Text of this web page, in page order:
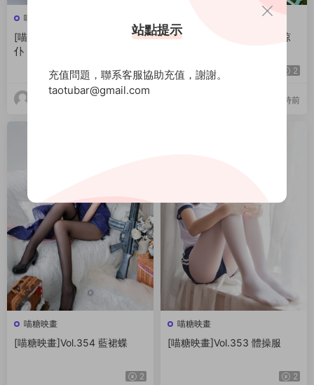
喵糖映畫
[喵糖映畫]Vol.356 蝴蝶結女
仆
2
[喵糖映畫]Vol.355 濕潤微涼
2
7小時前
喵糖映畫
[喵糖映畫]Vol.354 藍裙蝶
2
喵糖映畫
[喵糖映畫]Vol.353 體操服
2
站點提示
充值問題，聯系客服協助充值，謝謝。
taotubar@gmail.com